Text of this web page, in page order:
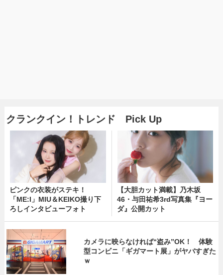
クランクイン！トレンド Pick Up
ピンクの衣装がステキ！
「ME:I」MIU＆KEIKO撮り下
ろしインタビューフォト
【大胆カット満載】乃木坂
46・与田祐希3rd写真集『ヨー
ダ』公開カット
カメラに映らなければ“盗み”OK！ 体験
型コンビニ「ギガマート展」がヤバすぎた
ｗ